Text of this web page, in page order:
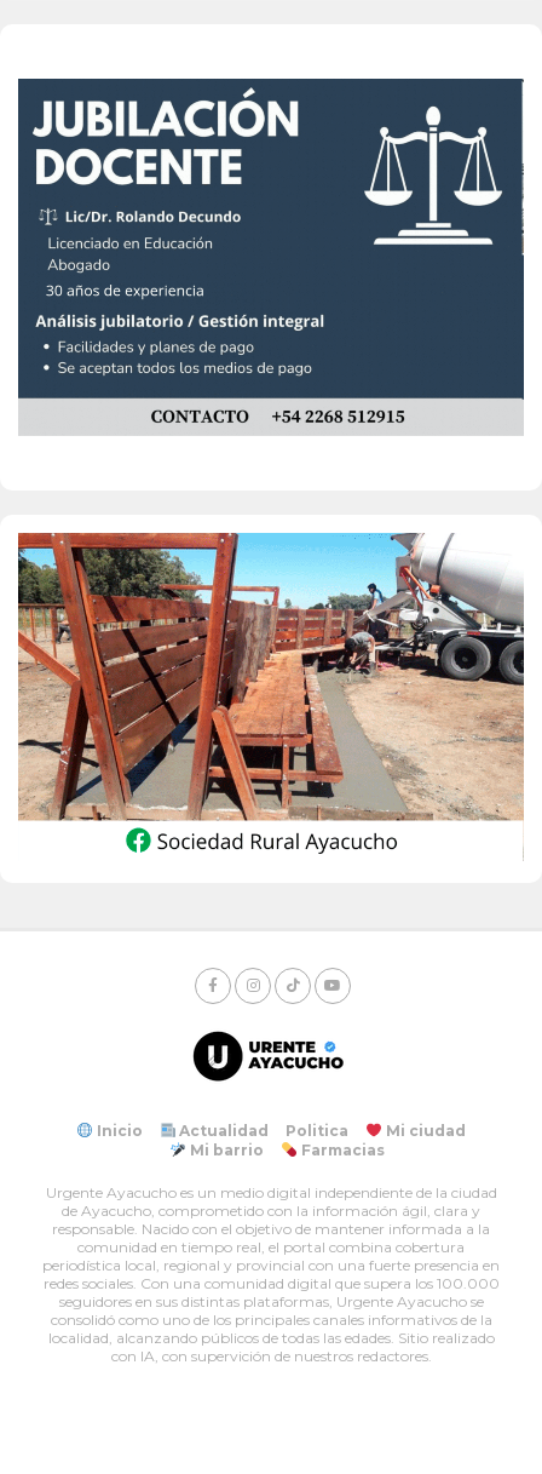
Inicio Actualidad Politica
Mi ciudad
Mi barrio
Farmacias
Urgente Ayacucho es un medio digital independiente de la ciudad
de Ayacucho, comprometido con la información ágil, clara y
responsable. Nacido con el objetivo de mantener informada a la
comunidad en tiempo real, el portal combina cobertura
periodística local, regional y provincial con una fuerte presencia en
redes sociales. Con una comunidad digital que supera los 100.000
seguidores en sus distintas plataformas, Urgente Ayacucho se
consolidó como uno de los principales canales informativos de la
localidad, alcanzando públicos de todas las edades. Sitio realizado
con IA, con supervición de nuestros redactores.